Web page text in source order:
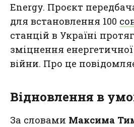
Energy. Проєкт
для встановлення 100
станцій в Україні
зміцнення
війни. Про це
Відновлення в
За словами Максима